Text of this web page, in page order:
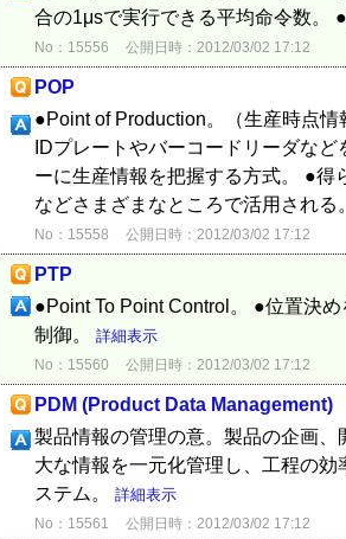
合の1μsで実行できる平均命令数。
No：15556 公開日時：2012/03/02 17:12
POP
●Point of Production。（生産時点情
IDプレートやバーコードリーダな
ーに生産情報を把握する方式。 ●得
などさまざまなところで活用される
No：15558 公開日時：2012/03/02 17:12
PTP
●Point To Point Control。 ●位置決
制御。 詳細表示
No：15560 公開日時：2012/03/02 17:12
PDM (Product Data Management)
製品情報の管理の意。製品の企画
大な情報を一元化管理し、工程の
ステム。 詳細表示
No：15561 公開日時：2012/03/02 17:12